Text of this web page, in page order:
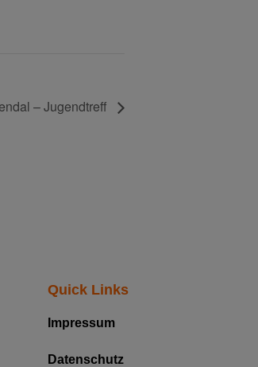
– Jugendtreff
Quick Links
Impressum
Datenschutz